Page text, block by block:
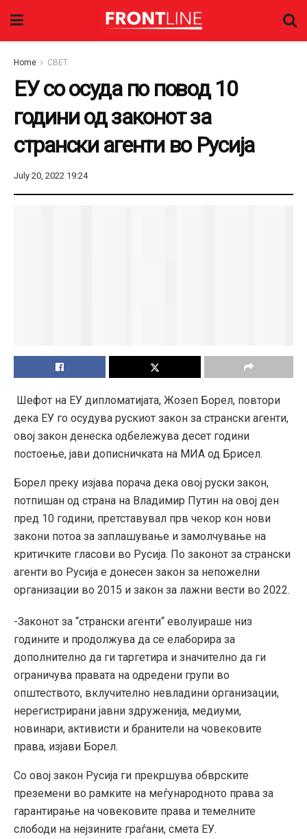
Home СВЕТ
ЕУ со осуда по повод 10
години од законот за
странски агенти во Русија
July 20, 2022 19:24
Шефот на ЕУ дипломатијата, Жозеп Борел, повтори
дека ЕУ го осудува рускиот закон за странски агенти,
овој закон денеска одбележува десет години
постоење, јави дописничката на МИА од Брисел.
Борел преку изјава порача дека овој руски закон,
потпишан од страна на Владимир Путин на овој ден
пред 10 години, претставувал прв чекор кон нови
закони потоа за заплашување и замолчување на
критичките гласови во Русија. По законот за странски
агенти во Русија е донесен закон за непожелни
организации во 2015 и закон за лажни вести во 2022.
-Законот за “странски агенти“ еволуираше низ
годините и продолжува да се елаборира за
дополнително да ги таргетира и значително да ги
ограничува правата на одредени групи во
општеството, вклучително невладини организации,
нерегистрирани јавни здруженија, медиуми,
новинари, активисти и бранители на човековите
права, изјави Борел.
Со овој закон Русија ги прекршува обврските
преземени во рамките на меѓународното права за
гарантирање на човековите права и темелните
слободи на нејзините граѓани, смета ЕУ.